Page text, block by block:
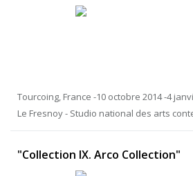
Tourcoing, France -10 octobre 2014 -4
Le Fresnoy - Studio national des arts
"Collection IX. Arco Collection"